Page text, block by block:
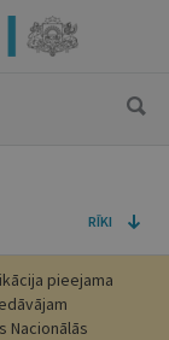
RĪKI
pieejama
Nacionālās